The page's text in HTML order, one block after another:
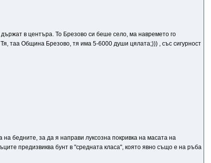
в центъра. То Брезово си беше село, ма навремето го
таа Община Брезово, тя има 5-6000 души цялата;))) , със сигурност
бедните, за да я направи луксозна покривка на масата на
предизвиква бунт в "средната класа", която явно също е на ръба